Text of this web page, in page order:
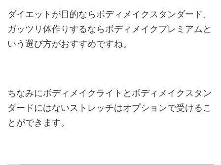
ダイエットが目的ならボディメイクスタンダード、
ガッツリ体作りするならボディメイクプレミアムと
いう選び方がおすすめですね。
ちなみにボディメイクライトとボディメイクスタン
ダードにはないストレッチはオプションで受けるこ
とができます。